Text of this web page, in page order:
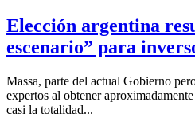
Elección argentina
escenario” para
Massa, parte del actual Gobierno
expertos al obtener
casi la totalidad...